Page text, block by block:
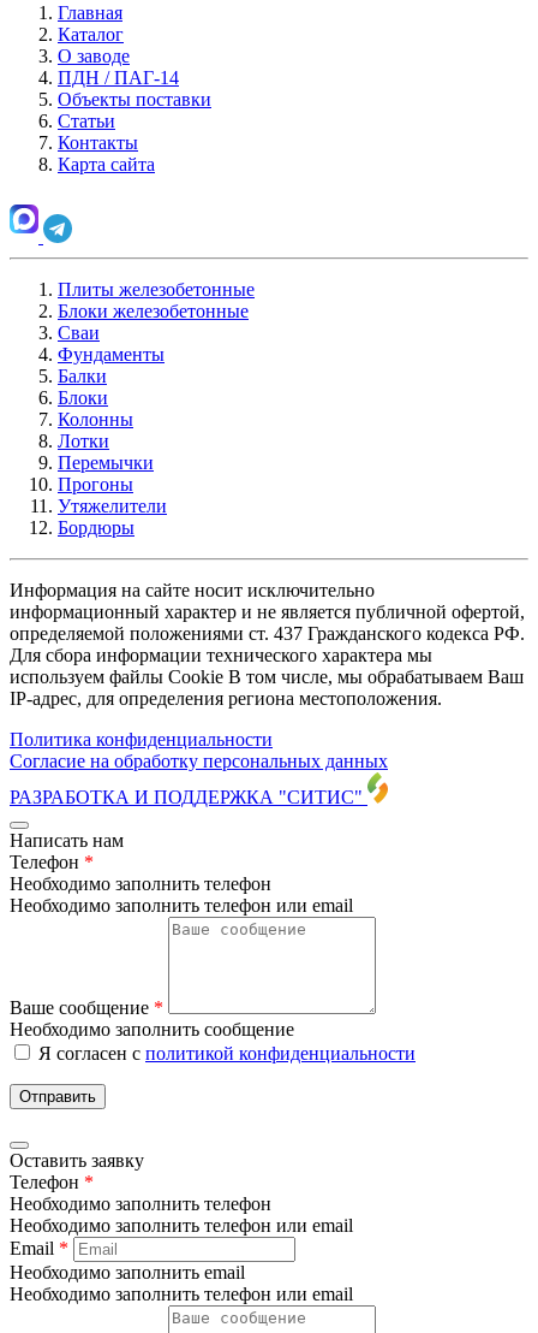
Главная
Каталог
О заводе
ПДН / ПАГ-14
Объекты поставки
Статьи
Контакты
Карта сайта
Плиты железобетонные
Блоки железобетонные
Сваи
Фундаменты
Балки
Блоки
Колонны
Лотки
Перемычки
Прогоны
Утяжелители
Бордюры
Информация на сайте носит исключительно
информационный характер и не является публичной офертой,
определяемой положениями ст. 437 Гражданского кодекса РФ.
Для сбора информации технического характера мы
используем файлы Cookie В том числе, мы обрабатываем Ваш
IP-адрес, для определения региона местоположения.
Политика конфиденциальности
Согласие на обработку персональных данных
РАЗРАБОТКА И ПОДДЕРЖКА "СИТИС"
Написать нам
Телефон *
Необходимо заполнить телефон
Необходимо заполнить телефон или email
Ваше сообщение *
Необходимо заполнить сообщение
Я согласен с политикой конфиденциальности
Отправить
Оставить заявку
Телефон *
Необходимо заполнить телефон
Необходимо заполнить телефон или email
Email *
Необходимо заполнить email
Необходимо заполнить телефон или email